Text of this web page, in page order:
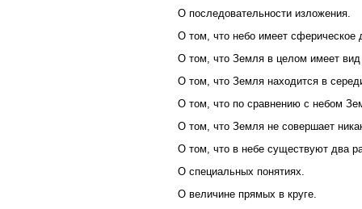
О последовательности изложения.
О том, что небо имеет сферическое
О том, что Земля в целом имеет
О том, что Земля находится в
О том, что по сравнению с небом
О том, что Земля не совершает
О том, что в небе существуют два
О специальных понятиях.
О величине прямых в круге.